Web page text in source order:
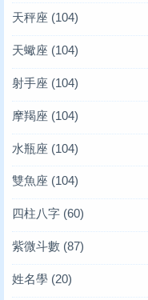
天秤座 (104)
天蠍座 (104)
射手座 (104)
摩羯座 (104)
水瓶座 (104)
雙魚座 (104)
四柱八字 (60)
紫微斗數 (87)
姓名學 (20)